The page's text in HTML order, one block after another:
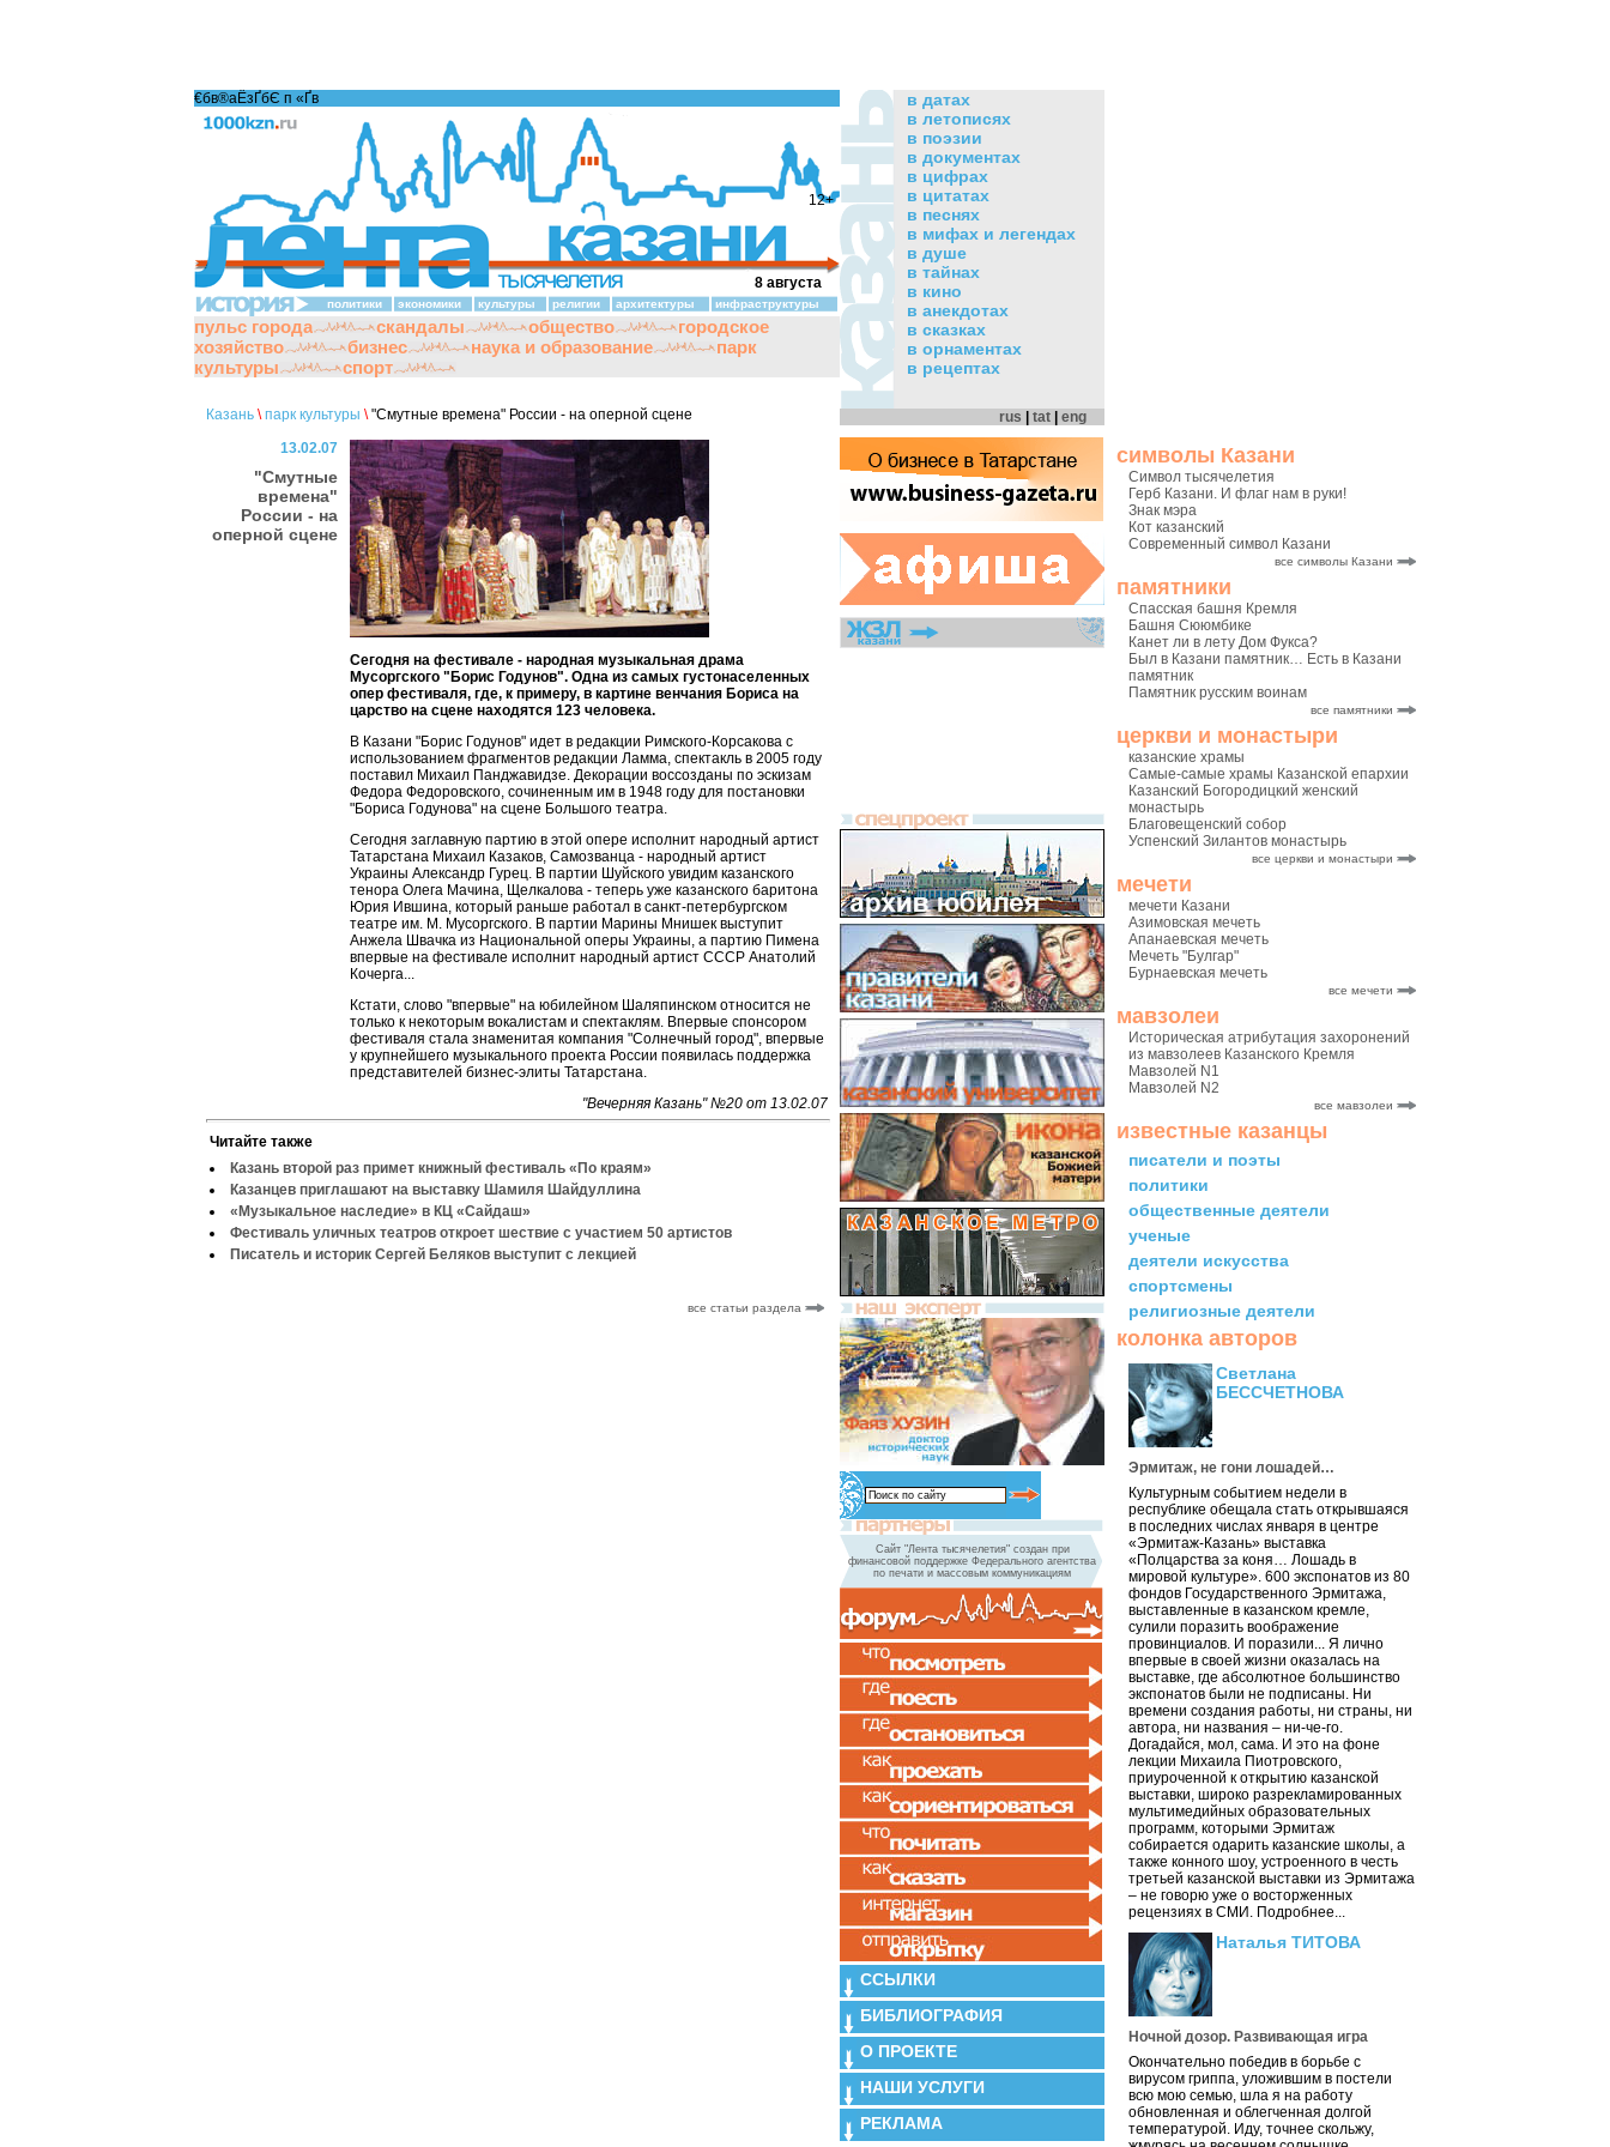
символы Казани
Символ тысячелетия
Герб Казани. И флаг нам в руки!
Знак мэра
Кот казанский
Современный символ Казани
все символы Казани
памятники
Спасская башня Кремля
Башня Сююмбике
Канет ли в лету Дом Фукса?
Был в Казани памятник… Есть в Казани
памятник
Памятник русским воинам
все памятники
церкви и монастыри
казанские храмы
Самые-самые храмы Казанской епархии
Казанский Богородицкий женский
монастырь
Благовещенский собор
Успенский Зилантов монастырь
все церкви и монастыри
мечети
мечети Казани
Азимовская мечеть
Апанаевская мечеть
Мечеть "Булгар"
Бурнаевская мечеть
все мечети
мавзолеи
Историческая атрибутация захоронений
из мавзолеев Казанского Кремля
Мавзолей N1
Мавзолей N2
все мавзолеи
известные казанцы
писатели и поэты
политики
общественные деятели
ученые
деятели искусства
спортсмены
религиозные деятели
колонка авторов
Светлана
БЕССЧЕТНОВА
Эрмитаж, не гони лошадей…
Культурным событием недели в
республике обещала стать открывшаяся
в последних числах января в центре
«Эрмитаж-Казань» выставка
«Полцарства за коня… Лошадь в
мировой культуре». 600 экспонатов из 80
фондов Государственного Эрмитажа,
выставленные в казанском кремле,
сулили поразить воображение
провинциалов. И поразили... Я лично
впервые в своей жизни оказалась на
выставке, где абсолютное большинство
экспонатов были не подписаны. Ни
времени создания работы, ни страны, ни
автора, ни названия – ни-че-го.
Догадайся, мол, сама. И это на фоне
лекции Михаила Пиотровского,
приуроченной к открытию казанской
выставки, широко разрекламированных
мультимедийных образовательных
программ, которыми Эрмитаж
собирается одарить казанские школы, а
также конного шоу, устроенного в честь
третьей казанской выставки из Эрмитажа
– не говорю уже о восторженных
рецензиях в СМИ. Подробнее...
Наталья ТИТОВА
Ночной дозор. Развивающая игра
Окончательно победив в борьбе с
вирусом гриппа, уложившим в постели
всю мою семью, шла я на работу
обновленная и облегченная долгой
температурой. Иду, точнее скольжу,
12+
€бв®аЁзҐбЄ п «Ґ­в
8 августа
политики экономики культуры религии архитектуры инфраструктуры
пульс города скандалы общество
городское
хозяйство
бизнес наука и образование
парк
культуры
спорт
Казань \ парк культуры \"Смутные времена" России - на оперной сцене
13.02.07
"Смутные
времена"
России - на
оперной сцене
Сегодня на фестивале - народная музыкальная драма
Мусоргского "Борис Годунов". Одна из самых густонаселенных
опер фестиваля, где, к примеру, в картине венчания Бориса на
царство на сцене находятся 123 человека.
В Казани "Борис Годунов" идет в редакции Римского-Корсакова с
использованием фрагментов редакции Ламма, спектакль в 2005 году
поставил Михаил Панджавидзе. Декорации воссозданы по эскизам
Федора Федоровского, сочиненным им в 1948 году для постановки
"Бориса Годунова" на сцене Большого театра.
Сегодня заглавную партию в этой опере исполнит народный артист
Татарстана Михаил Казаков, Самозванца - народный артист
Украины Александр Гурец. В партии Шуйского увидим казанского
тенора Олега Мачина, Щелкалова - теперь уже казанского баритона
Юрия Ившина, который раньше работал в санкт-петербургском
театре им. М. Мусоргского. В партии Марины Мнишек выступит
Анжела Швачка из Национальной оперы Украины, а партию Пимена
впервые на фестивале исполнит народный артист СССР Анатолий
Кочерга...
Кстати, слово "впервые" на юбилейном Шаляпинском относится не
только к некоторым вокалистам и спектаклям. Впервые спонсором
фестиваля стала знаменитая компания "Солнечный город", впервые
у крупнейшего музыкального проекта России появилась поддержка
представителей бизнес-элиты Татарстана.
"Вечерняя Казань" №20 от 13.02.07
Читайте также
Казань второй раз примет книжный фестиваль «По краям»
Казанцев приглашают на выставку Шамиля Шайдуллина
«Музыкальное наследие» в КЦ «Сайдаш»
Фестиваль уличных театров откроет шествие с участием 50 артистов
Писатель и историк Сергей Беляков выступит с лекцией
все статьи раздела
в датах
в летописях
в поэзии
в документах
в цифрах
в цитатах
в песнях
в мифах и легендах
в душе
в тайнах
в кино
в анекдотах
в сказках
в орнаментах
в рецептах
rus tat eng
Сайт "Лента тысячелетия" создан при
финансовой поддержке Федерального агентства
по печати и массовым коммуникациям
ССЫЛКИ
БИБЛИОГРАФИЯ
О ПРОЕКТЕ
НАШИ УСЛУГИ
РЕКЛАМА